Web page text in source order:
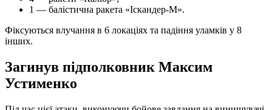
1 — балістична ракета «Іскандер-М».
Фіксуються влучання в 6 локаціях та падіння уламків у 8
інших.
Загинув підполковник Максим
Устименко